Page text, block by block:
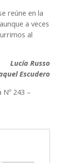
reúne en la
a veces
al
Lucía Russo
Escudero
243 –